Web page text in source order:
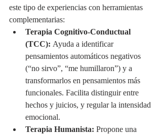
este tipo de experiencias con herramientas
complementarias:
Terapia Cognitivo-Conductual
(TCC): Ayuda a identificar
pensamientos automáticos negativos
(“no sirvo”, “me humillaron”) y a
transformarlos en pensamientos más
funcionales. Facilita distinguir entre
hechos y juicios, y regular la intensidad
emocional.
Terapia Humanista: Propone una